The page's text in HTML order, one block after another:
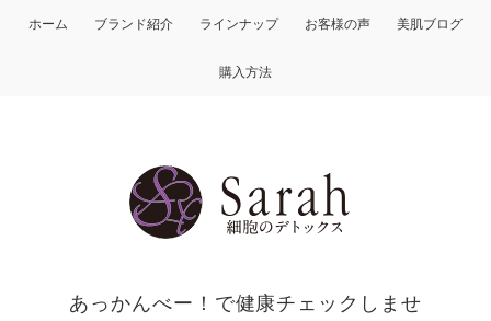
ホーム ブランド紹介 ラインナップ お客様の声 美肌ブログ
購入方法
あっかんべー！で健康チェックしませ